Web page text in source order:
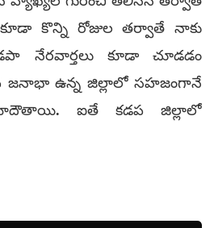
కొన్ని రోజుల తర్వాతే నాకు
నేరవార్తలు కూడా చూడడం
జనాభా ఉన్న జిల్లాలో సహజంగానే
ఐతే కడప జిల్లాలో